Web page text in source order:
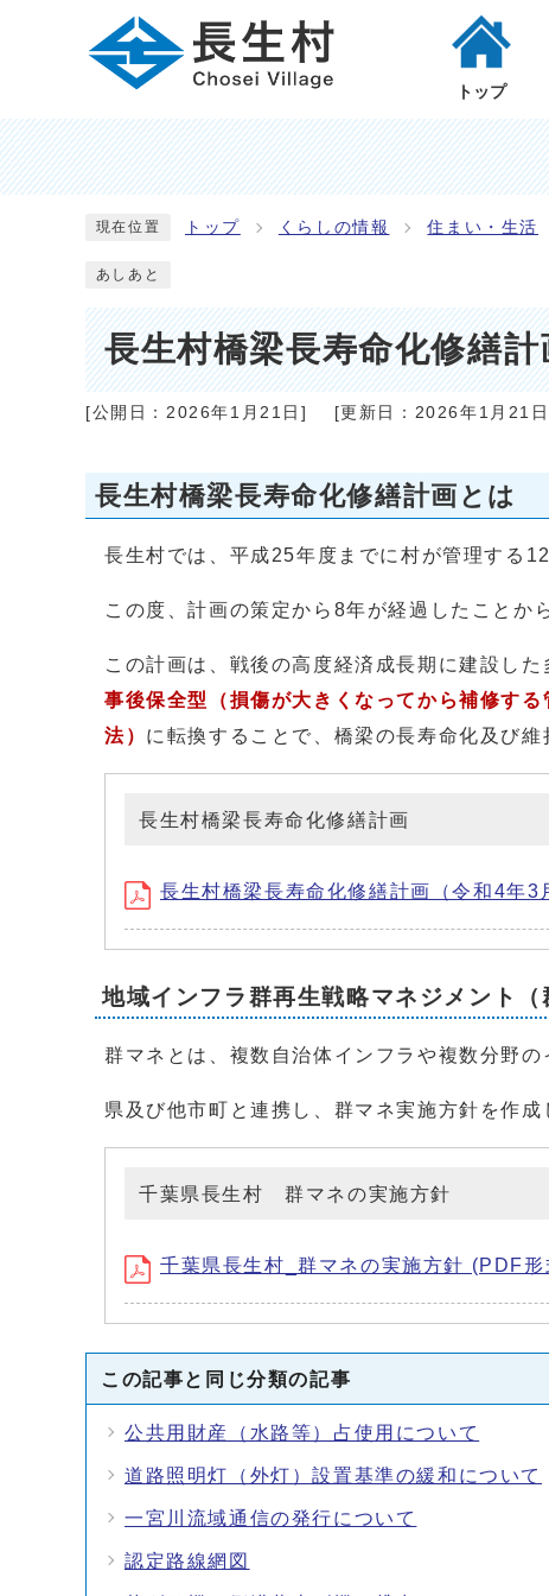
トップ
現在位置 トップ くらしの情報 住まい・生活
あしあと
長生村橋梁長寿命化修繕
[公開日： 2026年1月21日 ] [更新日： 2026年1月21日
長生村橋梁長寿命化修繕計画とは
長生村では、平成25年度までに村が管理する
この度、計画の策定から8年が経過したことか
この計画は、戦後の高度経済成長期に建設し
事後保全型（損傷が大きくなってから補修する
法） に転換することで、橋梁の長寿命化及び
長生村橋梁長寿命化修繕計画
長生村橋梁長寿命化修繕計画（令和4年
地域インフラ群再生戦略マネジメント
群マネとは、複数自治体インフラや複数分野
県及び他市町と連携し、群マネ実施方針を作成
千葉県長生村 群マネの実施方針
千葉県長生村_群マネの実施方針 (PDF
この記事と同じ分類の記事
公共用財産（水路等）占使用について
道路照明灯（外灯）設置基準の緩和について
一宮川流域通信の発行について
認定路線網図